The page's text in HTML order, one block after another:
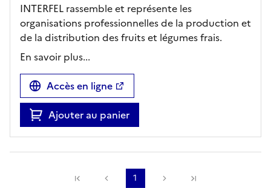
INTERFEL rassemble et représente les
organisations professionnelles de la production et
de la distribution des fruits et légumes frais.
En savoir plus...
Accès en ligne
Ajouter au panier
Précédente
1 Suivante